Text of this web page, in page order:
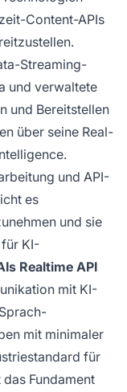
Content-APIs
Streaming-
und verwaltete
und Bereitstellen
über seine Real-
und API-
es
und sie
KI-
Realtime API
mit KI-
mit minimaler
für
Fundament